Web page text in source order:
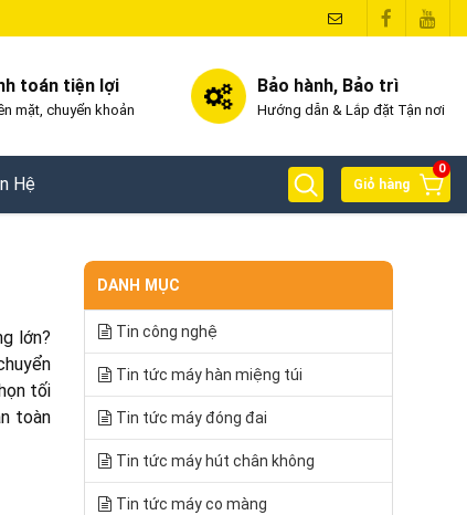
toán tiện lợi
mặt, chuyển khoản
Bảo hành, Bảo trì
Hướng dẫn & Lắp đặt Tận nơi
Hệ
0
Giỏ hàng
lớn?
tối
toàn
DANH MỤC
Tin công nghệ
Tin tức máy hàn miệng túi
Tin tức máy đóng đai
Tin tức máy hút chân không
Tin tức máy co màng